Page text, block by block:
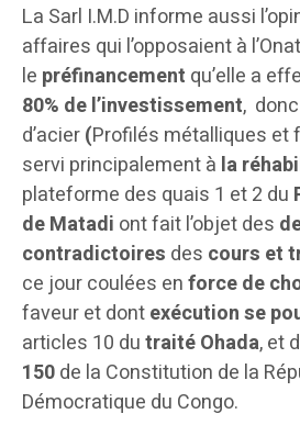
La Sarl I.M.D informe aussi
affaires qui l’opposaient à
le préfinancement qu’elle a
80% de l’investissement, donc
d’acier(Profilés métalliques et
servi principalement à la
plateforme des quais 1 et 2 du
de Matadi ont fait l’objet des
contradictoires des cours et
ce jour coulées enforce de
faveur et dontexécution se
articles 10 dutraité Ohada, et
150de la Constitution de la
Démocratique du Congo.